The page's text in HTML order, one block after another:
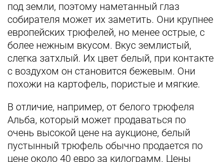
под земли, поэтому наметанный глаз
собирателя может их заметить. Они крупнее
европейских трюфелей, но менее острые, с
более нежным вкусом. Вкус землистый,
слегка затхлый. Их цвет белый, при контакте
с воздухом он становится бежевым. Они
похожи на картофель, пористые и мягкие.
В отличие, например, от белого трюфеля
Альба, который может продаваться по
очень высокой цене на аукционе, белый
пустынный трюфель обычно продается по
цене около 40 евро за килограмм. Цены